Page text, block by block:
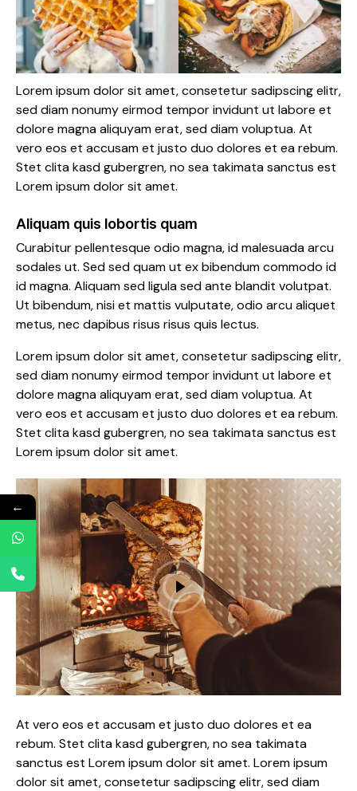
Lorem ipsum dolor sit amet, consetetur sadipscing elitr,
sed diam nonumy eirmod tempor invidunt ut labore et
dolore magna aliquyam erat, sed diam voluptua. At
vero eos et accusam et justo duo dolores et ea rebum.
Stet clita kasd gubergren, no sea takimata sanctus est
Lorem ipsum dolor sit amet.
Aliquam quis lobortis quam
Curabitur pellentesque odio magna, id malesuada arcu
sodales ut. Sed sed quam ut ex bibendum commodo id
id magna. Aliquam sed ligula sed ante blandit volutpat.
Ut bibendum, nisi et mattis vulputate, odio arcu aliquet
metus, nec dapibus risus risus quis lectus.
Lorem ipsum dolor sit amet, consetetur sadipscing elitr,
sed diam nonumy eirmod tempor invidunt ut labore et
dolore magna aliquyam erat, sed diam voluptua. At
vero eos et accusam et justo duo dolores et ea rebum.
Stet clita kasd gubergren, no sea takimata sanctus est
Lorem ipsum dolor sit amet.
At vero eos et accusam et justo duo dolores et ea
rebum. Stet clita kasd gubergren, no sea takimata
sanctus est Lorem ipsum dolor sit amet. Lorem ipsum
dolor sit amet, consetetur sadipscing elitr, sed diam
←